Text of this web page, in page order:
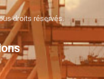
droits réservés.